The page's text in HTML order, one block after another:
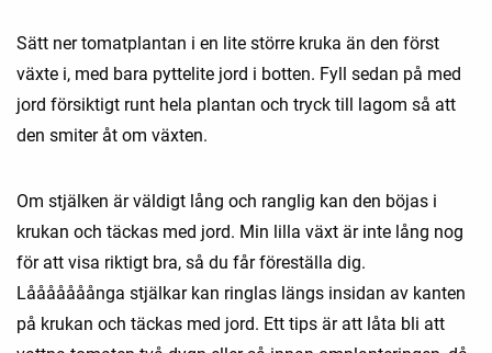
Sätt ner tomatplantan i en lite större kruka än den först
växte i, med bara pyttelite jord i botten. Fyll sedan på med
jord försiktigt runt hela plantan och tryck till lagom så att
den smiter åt om växten.
Om stjälken är väldigt lång och ranglig kan den böjas i
krukan och täckas med jord. Min lilla växt är inte lång nog
för att visa riktigt bra, så du får föreställa dig.
Lååååååånga stjälkar kan ringlas längs insidan av kanten
på krukan och täckas med jord. Ett tips är att låta bli att